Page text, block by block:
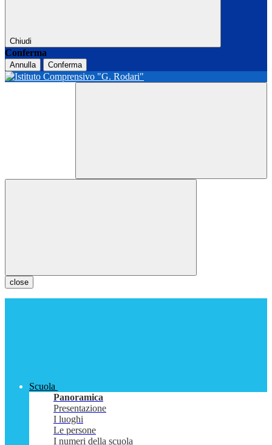
Chiudi
Conferma
Annulla Conferma
close
Scuola
Panoramica
Presentazione
I luoghi
Le persone
I numeri della scuola